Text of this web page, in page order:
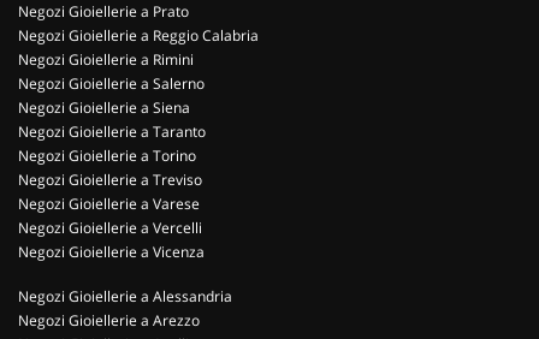
Negozi Gioiellerie a Prato
Negozi Gioiellerie a Reggio Calabria
Negozi Gioiellerie a Rimini
Negozi Gioiellerie a Salerno
Negozi Gioiellerie a Siena
Negozi Gioiellerie a Taranto
Negozi Gioiellerie a Torino
Negozi Gioiellerie a Treviso
Negozi Gioiellerie a Varese
Negozi Gioiellerie a Vercelli
Negozi Gioiellerie a Vicenza
Negozi Gioiellerie a Alessandria
Negozi Gioiellerie a Arezzo